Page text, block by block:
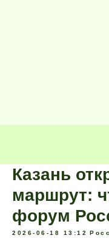
Казань
маршрут:
форум
2026-06-18 13:12